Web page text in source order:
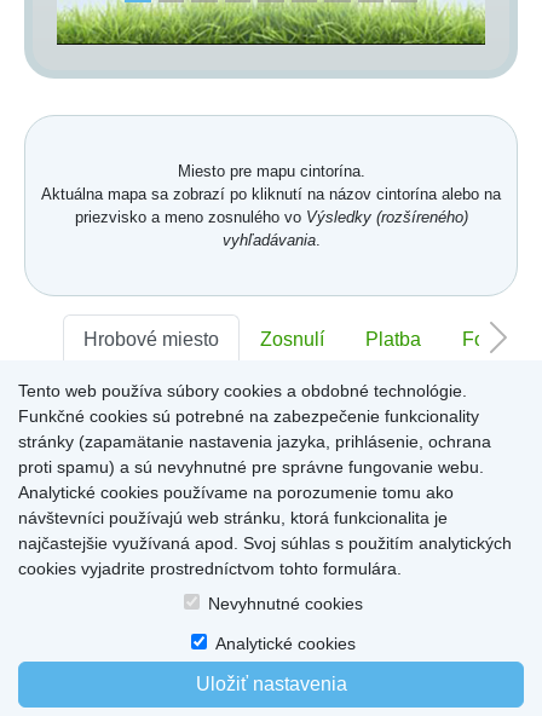
Miesto pre mapu cintorína.
Aktuálna mapa sa zobrazí po kliknutí na názov cintorína alebo na
priezvisko a meno zosnulého vo Výsledky (rozšíreného)
vyhľadávania.
Hrobové miesto Zosnulí Platba Foto
Sektor:- Rad:- Číslo:-
Miesto pre informácie o hrobovom mieste
Produkty a služby |Citáty|O cintorínoch|
Tento web používa súbory cookies a obdobné technológie.
Funkčné cookies sú potrebné na zabezpečenie funkcionality
stránky (zapamätanie nastavenia jazyka, prihlásenie, ochrana
proti spamu) a sú nevyhnutné pre správne fungovanie webu.
Analytické cookies používame na porozumenie tomu ako
návštevníci používajú web stránku, ktorá funkcionalita je
najčastejšie využívaná apod. Svoj súhlas s použitím analytických
cookies vyjadrite prostredníctvom tohto formulára.
Nevyhnutné cookies
Analytické cookies
Uložiť nastavenia